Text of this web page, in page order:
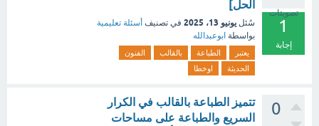
تصويتات
1
إجابة
الحل]
سُئل يونيو 13، 2025 في تصنيف أسئلة تعليمية
بواسطة ابوعبدالله
يعتبر الطباعة بالقالب
الفنون
الحديثة
اوخطا
0
تتميز الطباعة بالقالب في الكرار
السريع والطباعة على مساحات